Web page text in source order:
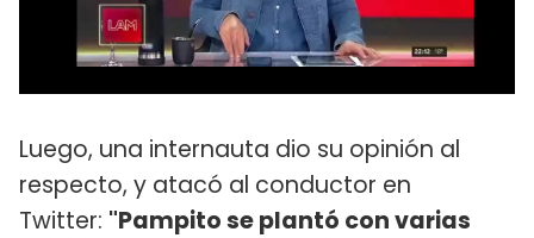
Luego, una internauta dio su opinión al
respecto, y atacó al conductor en
Twitter: "Pampito se plantó con varias